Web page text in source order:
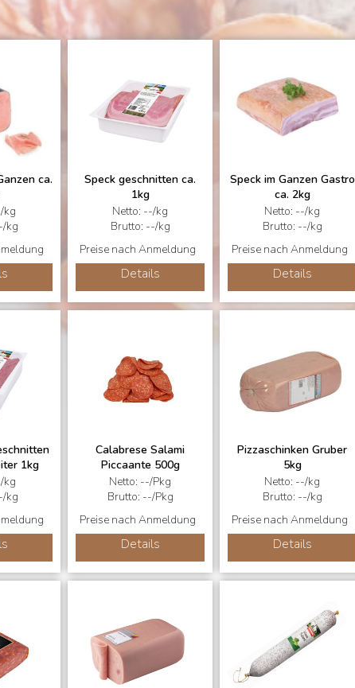
ca.
kg
kg
Speck geschnitten ca.
1kg
Netto: --/kg
Brutto: --/kg
Preise nach Anmeldung
Details
Speck im Ganzen Gastro
ca. 2kg
Netto: --/kg
Brutto: --/kg
Preise nach Anmeldung
Details
1kg
kg
kg
Calabrese Salami
Piccaante 500g
Netto: --/Pkg
Brutto: --/Pkg
Preise nach Anmeldung
Details
Pizzaschinken Gruber
5kg
Netto: --/kg
Brutto: --/kg
Preise nach Anmeldung
Details